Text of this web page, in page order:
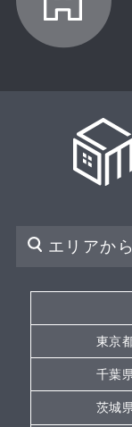
エリアか
東京
千葉
茨城